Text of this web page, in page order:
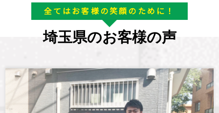
全てはお客様の笑顔のために！
埼玉県のお客様の声